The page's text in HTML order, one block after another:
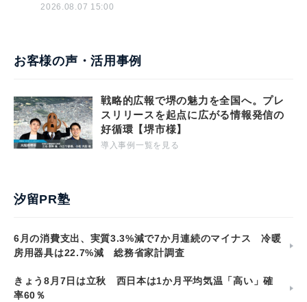
2026.08.07 15:00
お客様の声・活用事例
戦略的広報で堺の魅力を全国へ。プレ
スリリースを起点に広がる情報発信の
好循環【堺市様】
導入事例一覧を見る
汐留PR塾
6月の消費支出、実質3.3%減で7か月連続のマイナス 冷暖
房用器具は22.7%減 総務省家計調査
きょう8月7日は立秋 西日本は1か月平均気温「高い」確
率60％